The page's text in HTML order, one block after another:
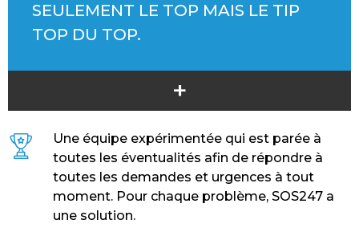
SEULEMENT LE TOP MAIS LE TIP
TOP DU TOP.
+
Une équipe expérimentée qui est parée à
toutes les éventualités afin de répondre à
toutes les demandes et urgences à tout
moment. Pour chaque problème, SOS247 a
une solution.